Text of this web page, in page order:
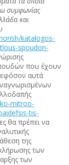
συμφωνίας
και
/katalogos-
-spoudon-
που έχουν
εφόσον αυτά
-mitroo-
-tis-
θα πρέπει να
της
των
των